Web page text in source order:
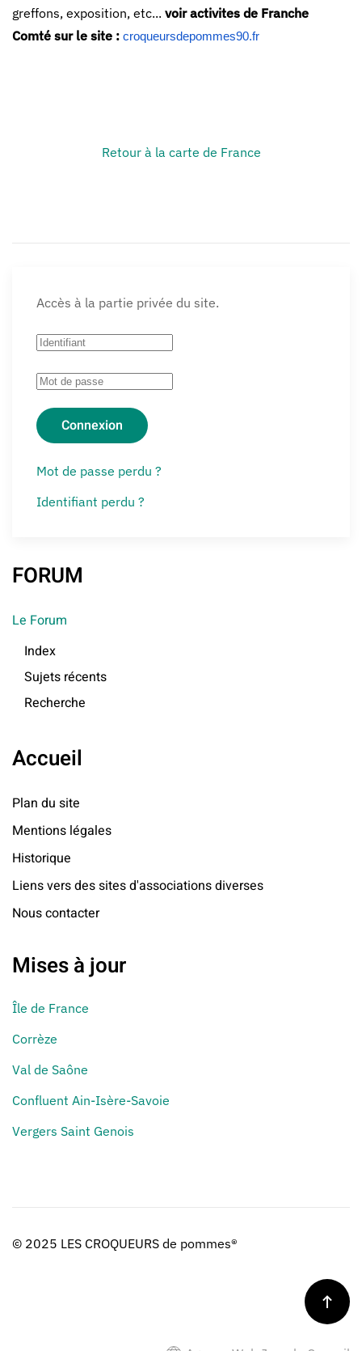
greffons, exposition, etc... voir activites de Franche
Comté sur le site : croqueursdepommes90.fr
Retour à la carte de France
Accès à la partie privée du site.
Connexion
Mot de passe perdu ?
Identifiant perdu ?
FORUM
Le Forum
Index
Sujets récents
Recherche
Accueil
Plan du site
Mentions légales
Historique
Liens vers des sites d'associations diverses
Nous contacter
Mises à jour
Île de France
Corrèze
Val de Saône
Confluent Ain-Isère-Savoie
Vergers Saint Genois
© 2025 LES CROQUEURS de pommes®